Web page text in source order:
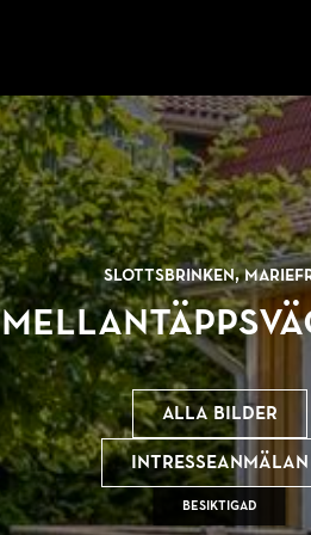
Slottsbrinken,
Besiktigad
Alla bilder
Intresseanmälan